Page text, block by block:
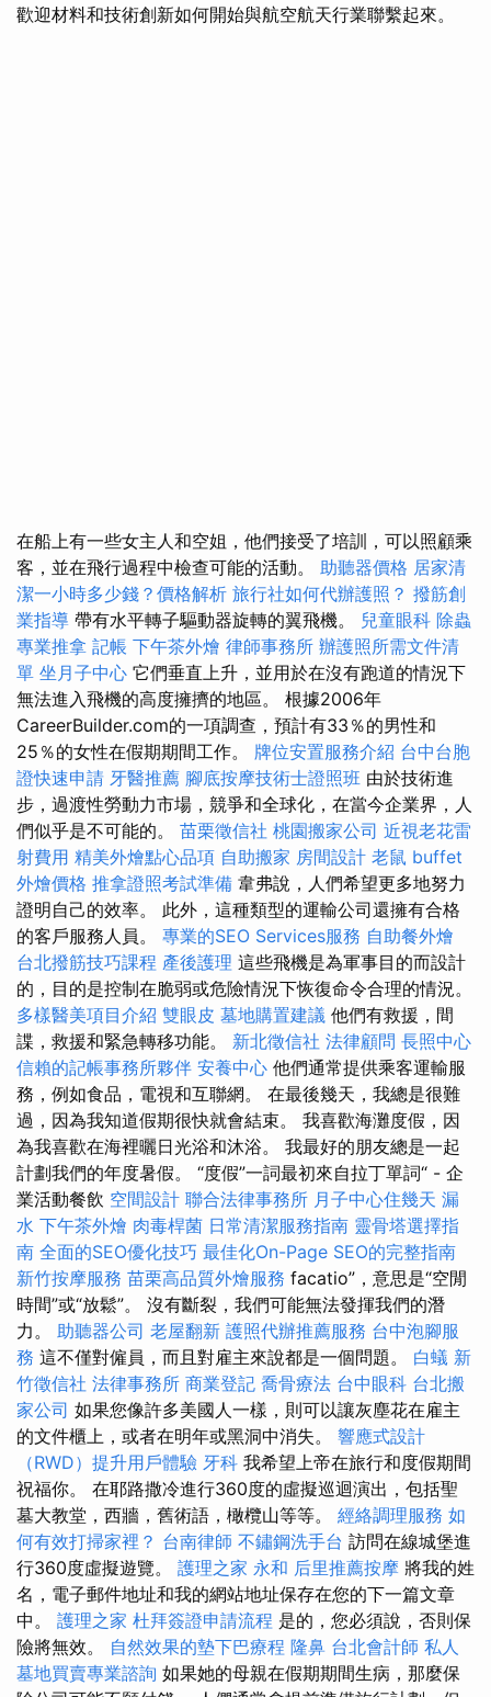
歡迎材料和技術創新如何開始與航空航天行業聯繫起來。
在船上有一些女主人和空姐，他們接受了培訓，可以照顧乘
客，並在飛行過程中檢查可能的活動。 助聽器價格 居家清
潔一小時多少錢？價格解析 旅行社如何代辦護照？ 撥筋創
業指導 帶有水平轉子驅動器旋轉的翼飛機。 兒童眼科 除蟲
專業推拿 記帳 下午茶外燴 律師事務所 辦護照所需文件清
單 坐月子中心 它們垂直上升，並用於在沒有跑道的情況下
無法進入飛機的高度擁擠的地區。 根據2006年
CareerBuilder.com的一項調查，預計有33％的男性和
25％的女性在假期期間工作。 牌位安置服務介紹 台中台胞
證快速申請 牙醫推薦 腳底按摩技術士證照班 由於技術進
步，過渡性勞動力市場，競爭和全球化，在當今企業界，人
們似乎是不可能的。 苗栗徵信社 桃園搬家公司 近視老花雷
射費用 精美外燴點心品項 自助搬家 房間設計 老鼠 buffet
外燴價格 推拿證照考試準備 韋弗說，人們希望更多地努力
證明自己的效率。 此外，這種類型的運輸公司還擁有合格
的客戶服務人員。 專業的SEO Services服務 自助餐外燴
台北撥筋技巧課程 產後護理 這些飛機是為軍事目的而設計
的，目的是控制在脆弱或危險情況下恢復命令合理的情況。
多樣醫美項目介紹 雙眼皮 墓地購置建議 他們有救援，間
諜，救援和緊急轉移功能。 新北徵信社 法律顧問 長照中心
信賴的記帳事務所夥伴 安養中心 他們通常提供乘客運輸服
務，例如食品，電視和互聯網。 在最後幾天，我總是很難
過，因為我知道假期很快就會結束。 我喜歡海灘度假，因
為我喜歡在海裡曬日光浴和沐浴。 我最好的朋友總是一起
計劃我們的年度暑假。 “度假”一詞最初來自拉丁單詞“ - 企
業活動餐飲 空間設計 聯合法律事務所 月子中心住幾天 漏
水 下午茶外燴 肉毒桿菌 日常清潔服務指南 靈骨塔選擇指
南 全面的SEO優化技巧 最佳化On-Page SEO的完整指南
新竹按摩服務 苗栗高品質外燴服務 facatio”，意思是“空閒
時間”或“放鬆”。 沒有斷裂，我們可能無法發揮我們的潛
力。 助聽器公司 老屋翻新 護照代辦推薦服務 台中泡腳服
務 這不僅對僱員，而且對雇主來說都是一個問題。 白蟻 新
竹徵信社 法律事務所 商業登記 喬骨療法 台中眼科 台北搬
家公司 如果您像許多美國人一樣，則可以讓灰塵花在雇主
的文件櫃上，或者在明年或黑洞中消失。 響應式設計
（RWD）提升用戶體驗 牙科 我希望上帝在旅行和度假期間
祝福你。 在耶路撒冷進行360度的虛擬巡迴演出，包括聖
墓大教堂，西牆，舊術語，橄欖山等等。 經絡調理服務 如
何有效打掃家裡？ 台南律師 不鏽鋼洗手台 訪問在線城堡進
行360度虛擬遊覽。 護理之家 永和 后里推薦按摩 將我的姓
名，電子郵件地址和我的網站地址保存在您的下一篇文章
中。 護理之家 杜拜簽證申請流程 是的，您必須說，否則保
險將無效。 自然效果的墊下巴療程 隆鼻 台北會計師 私人
墓地買賣專業諮詢 如果她的母親在假期期間生病，那麼保